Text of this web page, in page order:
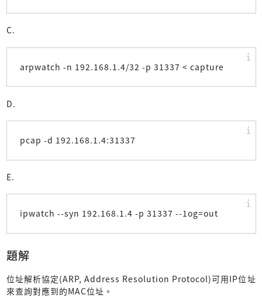
C.
arpwatch -n 192.168.1.4/32 -p 31337 < capture
D.
pcap -d 192.168.1.4:31337
E.
ipwatch --syn 192.168.1.4 -p 31337 --1og=out
題解
位址解析協定(ARP, Address Resolution Protocol)可用IP位址
來查詢對應到的MAC位址。